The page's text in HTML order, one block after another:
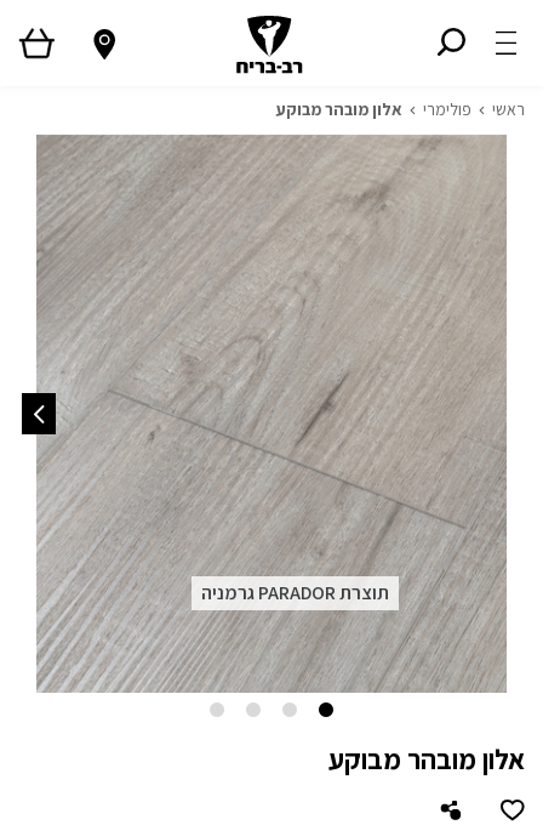
ראשי פולימרי אלון מובהר מבוקע
אלון מובהר מבוקע
תוצרת PARADOR גרמניה